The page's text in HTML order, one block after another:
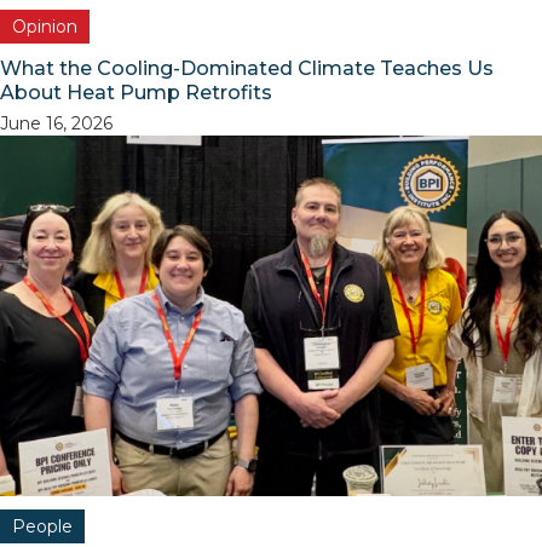
Opinion
What the Cooling-Dominated Climate Teaches Us
About Heat Pump Retrofits
June 16, 2026
People